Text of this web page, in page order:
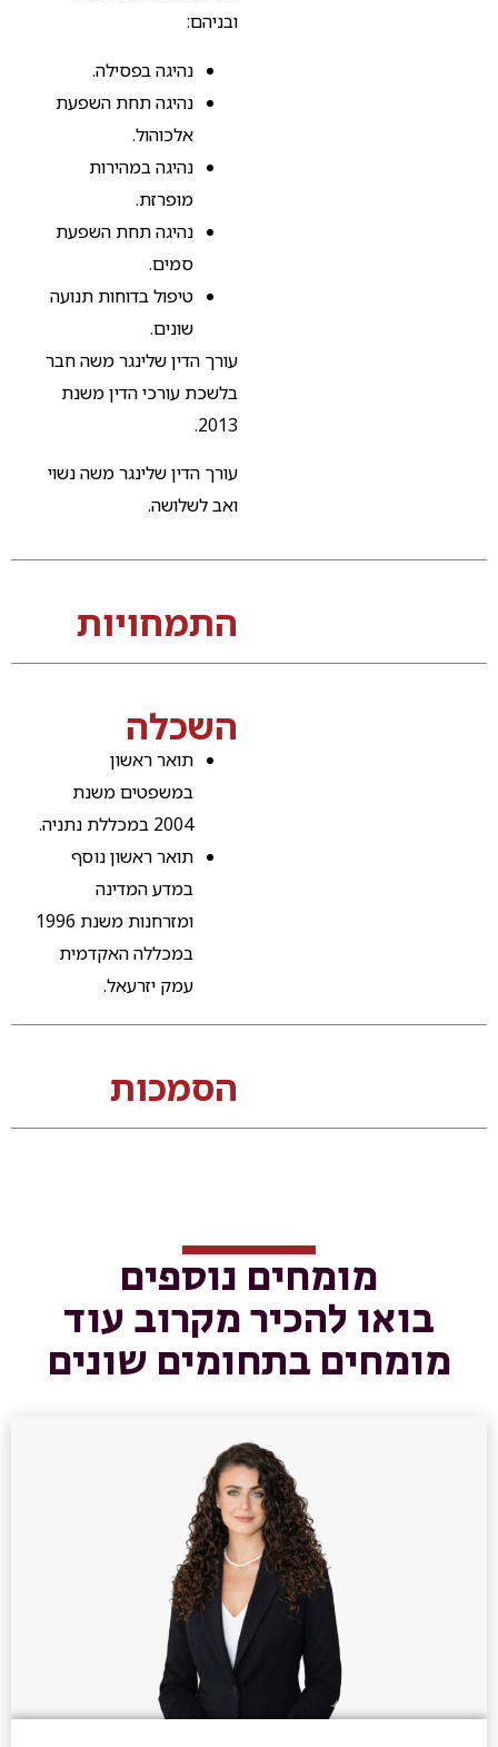
ובניהם:
נהיגה בפסילה.
נהיגה תחת השפעת
אלכוהול.
נהיגה במהירות
מופרזת.
נהיגה תחת השפעת
סמים.
טיפול בדוחות תנועה
שונים.
עורך הדין שלינגר משה חבר
בלשכת עורכי הדין משנת
2013.
עורך הדין שלינגר משה נשוי
ואב לשלושה.
התמחויות
השכלה
תואר ראשון
במשפטים משנת
2004 במכללת נתניה.
תואר ראשון נוסף
במדע המדינה
ומזרחנות משנת 1996
במכללה האקדמית
עמק יזרעאל.
הסמכות
מומחים נוספים
בואו להכיר מקרוב עוד
מומחים בתחומים שונים